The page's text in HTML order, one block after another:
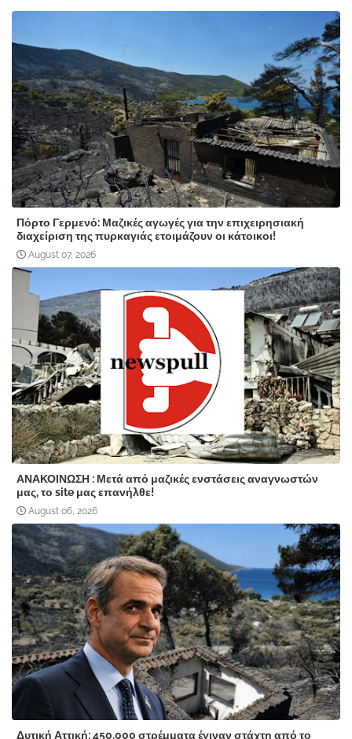
Πόρτο Γερμενό: Μαζικές αγωγές για την επιχειρησιακή
διαχείριση της πυρκαγιάς ετοιμάζουν οι κάτοικοι!
August 07, 2026
ΑΝΑΚΟΙΝΩΣΗ : Μετά από μαζικές ενστάσεις αναγνωστών
μας, το site μας επανήλθε!
August 06, 2026
Δυτική Αττική: 450.000 στρέμματα έγιναν στάχτη από το